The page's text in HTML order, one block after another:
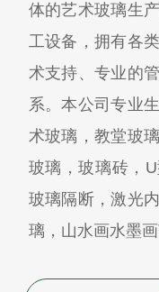
体的艺术玻璃生
工设备，拥有各
术支持、专业的
系。本公司专业
术玻璃，教堂玻
玻璃，玻璃砖，
玻璃隔断，激光
璃，山水画水墨